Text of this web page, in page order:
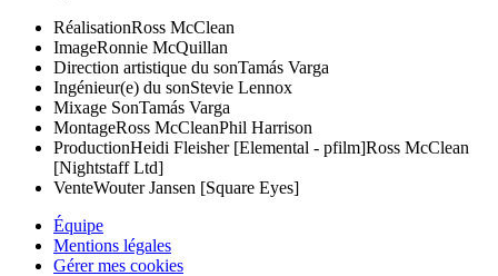
RéalisationRoss McClean
ImageRonnie McQuillan
Direction artistique du sonTamás Varga
Ingénieur(e) du sonStevie Lennox
Mixage SonTamás Varga
MontageRoss McCleanPhil Harrison
ProductionHeidi Fleisher [Elemental - pfilm]Ross McClean
[Nightstaff Ltd]
VenteWouter Jansen [Square Eyes]
Équipe
Mentions légales
Gérer mes cookies